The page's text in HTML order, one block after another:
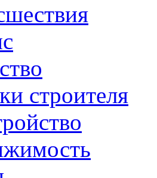
строителя